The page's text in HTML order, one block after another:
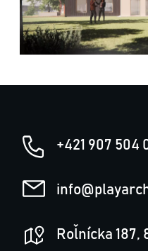
+421 907 504
Roľnícka 187,